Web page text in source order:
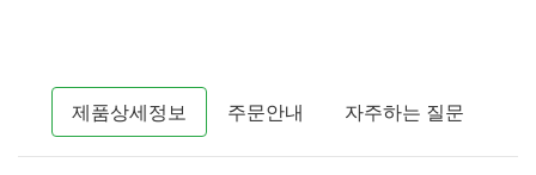
제품상세정보 주문안내 자주하는 질문